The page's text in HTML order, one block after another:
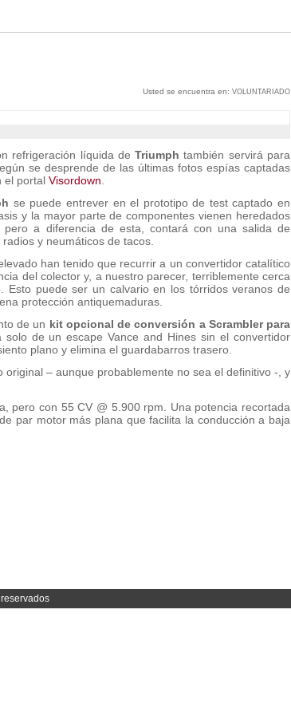
Usted se encuentra en: VOLUNTARIADO
refrigeración líquida deTriumph también servirá para
se desprende de las últimas fotos espías captadas
el portal Visordown
se puede entrever en el prototipo de test captado en
y la mayor parte de componentes vienen heredados
pero a diferencia de esta, contará con una salida de
y neumáticos de tacos.
han tenido que recurrir a un convertidor catalítico
del colector y, a nuestro parecer, terriblemente cerca
Esto puede ser un calvario en los tórridos veranos de
protección antiquemaduras.
de un kit opcional de conversión a Scrambler para
solo de un escape Vance and Hines sin el convertidor
plano y elimina el guardabarros trasero.
– aunque probablemente no sea el definitivo -, y
pero con 55 CV @ 5.900 rpm. Una potencia recortada
par motor más plana que facilita la conducción a baja